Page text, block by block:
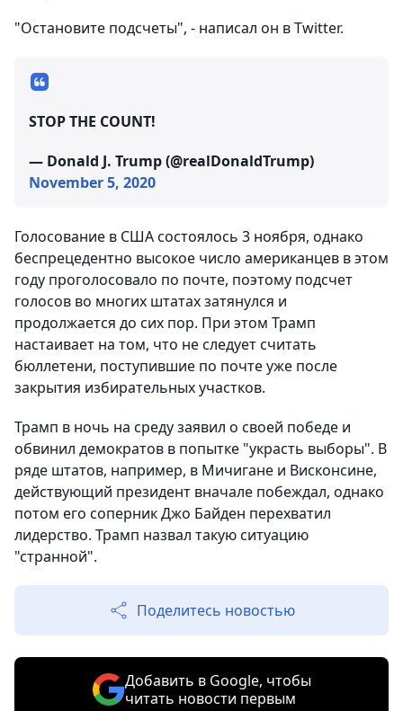
"Остановите подсчеты", - написал он в Twitter.
STOP THE COUNT!
— Donald J. Trump (@realDonaldTrump)
November 5, 2020
Голосование в США состоялось 3 ноября, однако
беспрецедентно высокое число американцев в этом
году проголосовало по почте, поэтому подсчет
голосов во многих штатах затянулся и
продолжается до сих пор. При этом Трамп
настаивает на том, что не следует считать
бюллетени, поступившие по почте уже после
закрытия избирательных участков.
Трамп в ночь на среду заявил о своей победе и
обвинил демократов в попытке "украсть выборы". В
ряде штатов, например, в Мичигане и Висконсине,
действующий президент вначале побеждал, однако
потом его соперник Джо Байден перехватил
лидерство. Трамп назвал такую ситуацию
"странной".
Поделитесь новостью
Добавить в Google, чтобы
читать новости первым